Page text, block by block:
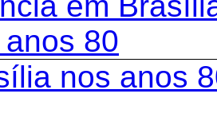
nos anos